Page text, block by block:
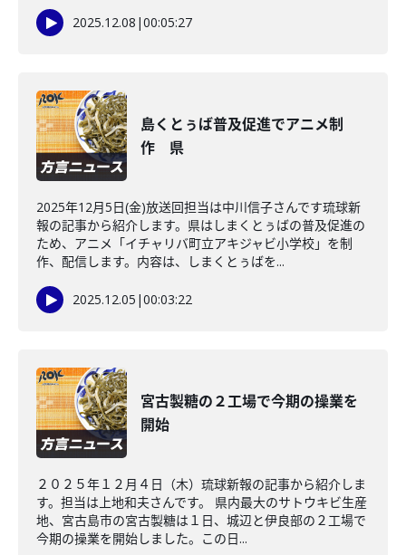
2025.12.08 |00:05:27
島くとぅば普及促進でアニメ制
作 県
2025年12月5日(金)放送回担当は中川信子さんです琉球新
報の記事から紹介します。県はしまくとぅばの普及促進の
ため、アニメ「イチャリバ町立アキジャビ小学校」を制
作、配信します。内容は、しまくとぅばを...
2025.12.05 |00:03:22
宮古製糖の２工場で今期の操業を
開始
２０２５年１２月４日（木）琉球新報の記事から紹介しま
す。担当は上地和夫さんです。 県内最大のサトウキビ生産
地、宮古島市の宮古製糖は１日、城辺と伊良部の２工場で
今期の操業を開始しました。この日...